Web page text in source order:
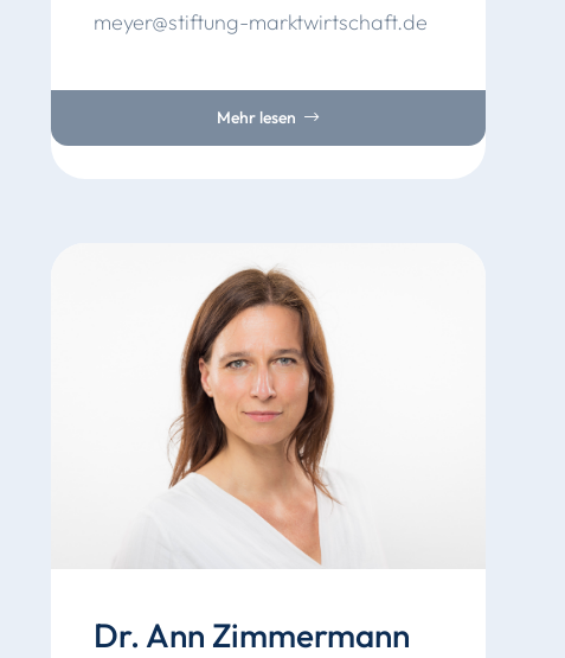
meyer@stiftung-marktwirtschaft.de
Mehr lesen
Dr. Ann Zimmermann